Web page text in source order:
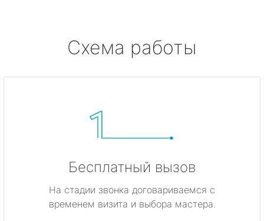
Схема работы
Бесплатный вызов
На стадии звонка договариваемся с
временем визита и выбора мастера.